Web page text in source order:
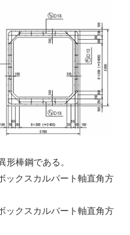
棒鋼である。
ックスカルバート軸直角方
ックスカルバート軸直角方